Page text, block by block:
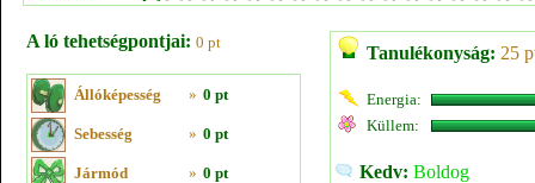
A ló tehetségpontjai: 0 pt
Állóképesség » 0 pt
Sebesség » 0 pt
Jármód » 0 pt
Tanulékonyság: 25
Energia:
Küllem:
Kedv: Boldog